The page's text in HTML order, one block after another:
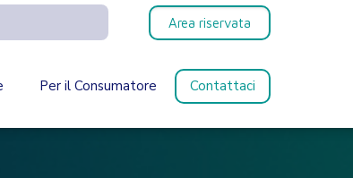
Area riservata
Per il Consumatore Contattaci